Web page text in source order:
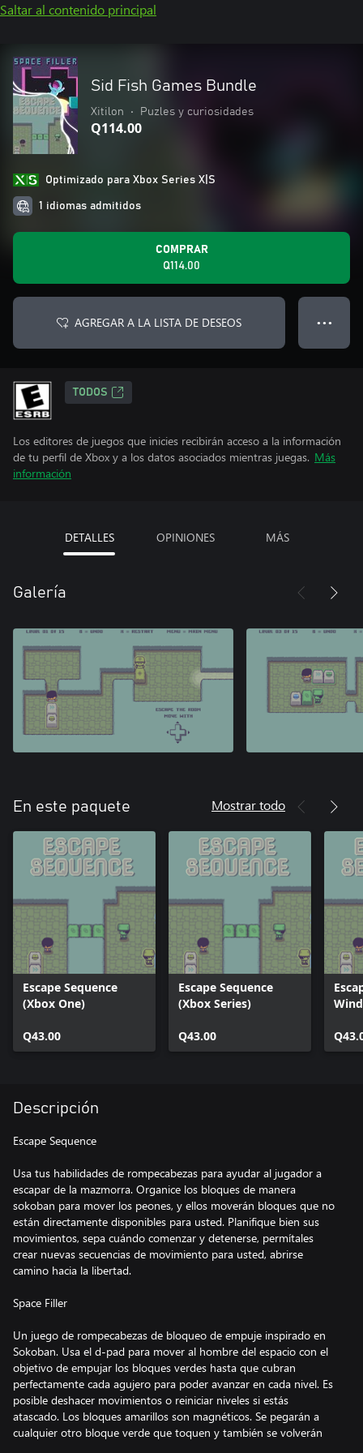
Saltar al contenido principal
Sid Fish Games Bundle
Xitilon • Puzles y curiosidades
Q114.00
Optimizado para Xbox Series X|S
1 idiomas admitidos
COMPRAR
Q114.00
AGREGAR A LA LISTA DE DESEOS ● ● ●
TODOS
Los editores de juegos que inicies recibirán acceso a la información
de tu perfil de Xbox y a los datos asociados mientras juegas. Más
información
DETALLES OPINIONES MÁS
Galería
En este paquete Mostrar todo
Escape Sequence
(Xbox One)
Q43.00
Escape Sequence
(Xbox Series)
Q43.00
Descripción
Escape Sequence
Usa tus habilidades de rompecabezas para ayudar al jugador a
escapar de la mazmorra. Organice los bloques de manera
sokoban para mover los peones, y ellos moverán bloques que no
están directamente disponibles para usted. Planifique bien sus
movimientos, sepa cuándo comenzar y detenerse, permítales
crear nuevas secuencias de movimiento para usted, abrirse
camino hacia la libertad.
Space Filler
Un juego de rompecabezas de bloqueo de empuje inspirado en
Sokoban. Usa el d-pad para mover al hombre del espacio con el
objetivo de empujar los bloques verdes hasta que cubran
perfectamente cada agujero para poder avanzar en cada nivel. Es
posible deshacer movimientos o reiniciar niveles si estás
atascado. Los bloques amarillos son magnéticos. Se pegarán a
cualquier otro bloque verde que toquen y también se volverán